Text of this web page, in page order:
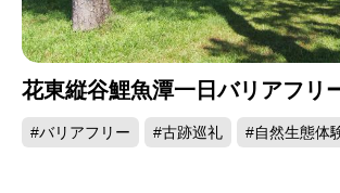
花東縦谷鯉魚潭一日バリアフリ
#バリアフリー #古跡巡礼 #自然生態体